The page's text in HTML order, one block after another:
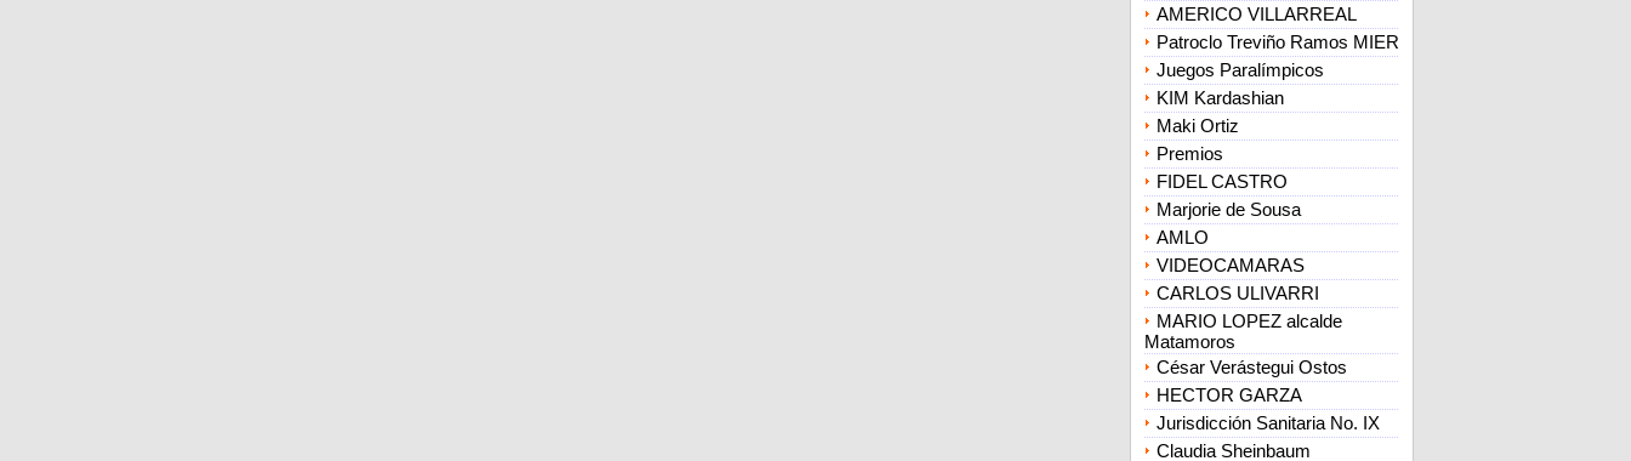
AMERICO VILLARREAL
Patroclo Treviño Ramos MIER
Juegos Paralímpicos
KIM Kardashian
Maki Ortiz
Premios
FIDEL CASTRO
Marjorie de Sousa
AMLO
VIDEOCAMARAS
CARLOS ULIVARRI
MARIO LOPEZ alcalde
Matamoros
César Verástegui Ostos
HECTOR GARZA
Jurisdicción Sanitaria No. IX
Claudia Sheinbaum